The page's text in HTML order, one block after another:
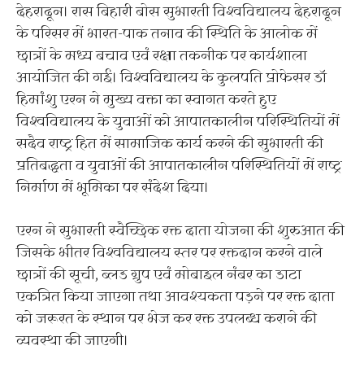
देहरादून। रास बिहारी बोस सुभारती विश्वविद्यालय देहरादून
के परिसर में भारत-पाक तनाव की स्थिति के आलोक में
छात्रों के मध्य बचाव एवं रक्षा तकनीक पर कार्यशाला
आयोजित की गई। विश्वविद्यालय के कुलपति प्रोफेसर डॉ
हिमांशु एरन ने मुख्य वक्ता का स्वागत करते हुए
विश्वविद्यालय के युवाओं को आपातकालीन परिस्थितियों में
सदैव राष्ट्र हित में सामाजिक कार्य करने की सुभारती की
प्रतिबद्धता व युवाओं की आपातकालीन परिस्थितियों में राष्ट्र
निर्माण में भूमिका पर संदेश दिया।
एरन ने सुभारती स्वैच्छिक रक्त दाता योजना की शुरुआत की
जिसके भीतर विश्वविद्यालय स्तर पर रक्तदान करने वाले
छात्रों की सूची, ब्लड ग्रुप एवं मोबाइल नंबर का डाटा
एकत्रित किया जाएगा तथा आवश्यकता पड़ने पर रक्त दाता
को जरूरत के स्थान पर भेज कर रक्त उपलब्ध कराने की
व्यवस्था की जाएगी।